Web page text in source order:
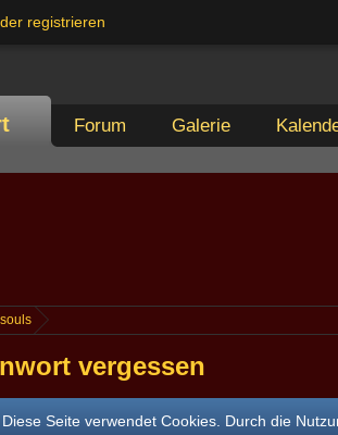
registrieren
Forum Galerie
vergessen
Diese Seite verwendet Cookies. Durch die